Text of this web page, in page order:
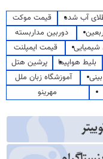
آب شده
قیمت موکت
دوربین مداربسته
قیمت ایمپلنت
بلیط هواپیما
پرشین هتل
آموزشگاه زبان ملل
مهرینو